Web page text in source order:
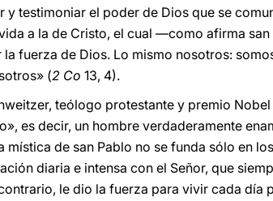
testimoniar el poder de Dios que se
a la de Cristo, el cual —como afirma
fuerza de Dios. Lo mismo nosotros:
(2 Co 13, 4).
teólogo protestante y premio
es decir, un hombre verdaderamente
de san Pablo no se funda sólo en
diaria e intensa con el Señor, que
le dio la fuerza para vivir cada día